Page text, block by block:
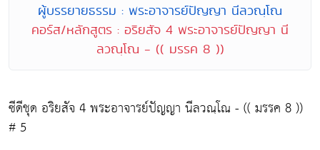
ผู้บรรยายธรรม : พระอาจารย์ปัญญา นีลวณฺโณ
คอร์ส/หลักสูตร : อริยสัจ 4 พระอาจารย์ปัญญา นี
ลวณฺโณ - (( มรรค 8 ))
ซีดีชุด อริยสัจ 4 พระอาจารย์ปัญญา นีลวณฺโณ - (( มรรค 8 ))
# 5